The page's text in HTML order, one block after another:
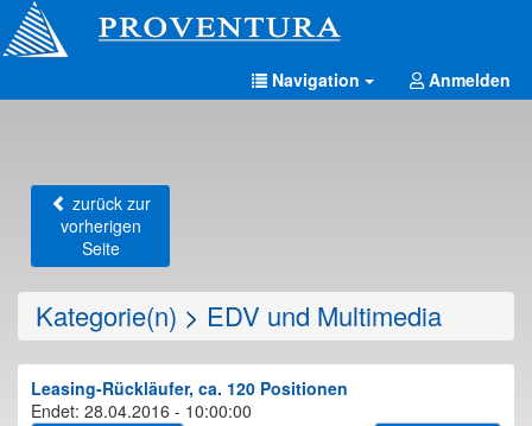
Navigation Anmelden
zurück zur
vorherigen
Seite
Kategorie(n) > EDV und Multimedia
Leasing-Rückläufer, ca. 120 Positionen
Endet: 28.04.2016 - 10:00:00